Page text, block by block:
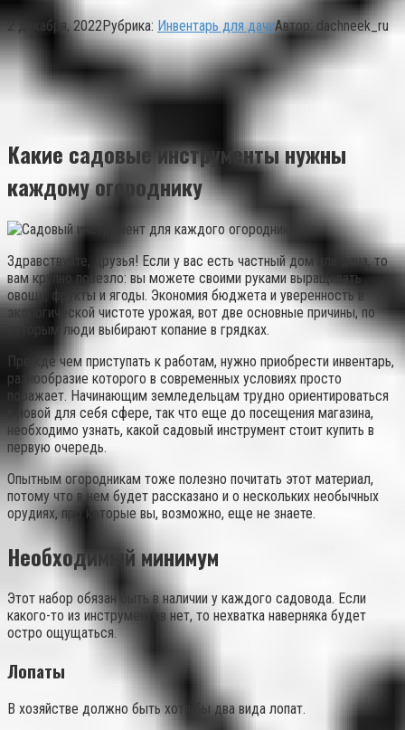
2 декабря, 2022Рубрика: Инвентарь для дачиАвтор: dachneek_ru
Какие садовые инструменты нужны
каждому огороднику
Здравствуйте, друзья! Если у вас есть частный дом или дача, то
вам крупно повезло: вы можете своими руками выращивать
овощи, фрукты и ягоды. Экономия бюджета и уверенность в
экологической чистоте урожая, вот две основные причины, по
которым люди выбирают копание в грядках.
Прежде чем приступать к работам, нужно приобрести инвентарь,
разнообразие которого в современных условиях просто
поражает. Начинающим земледельцам трудно ориентироваться
в новой для себя сфере, так что еще до посещения магазина,
необходимо узнать, какой садовый инструмент стоит купить в
первую очередь.
Опытным огородникам тоже полезно почитать этот материал,
потому что в нем будет рассказано и о нескольких необычных
орудиях, про которые вы, возможно, еще не знаете.
Необходимый минимум
Этот набор обязан быть в наличии у каждого садовода. Если
какого-то из инструментов нет, то нехватка наверняка будет
остро ощущаться.
Лопаты
В хозяйстве должно быть хотя бы два вида лопат.